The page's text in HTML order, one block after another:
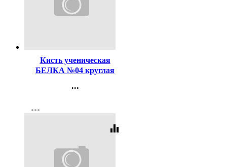
Кисть ученическая
БЕЛКА №04 круглая
...
Регистрация
more_horiz
equalizer